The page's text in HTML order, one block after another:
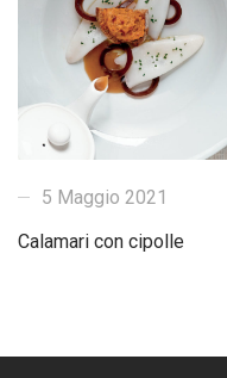
5 Maggio 2021
Calamari con cipolle